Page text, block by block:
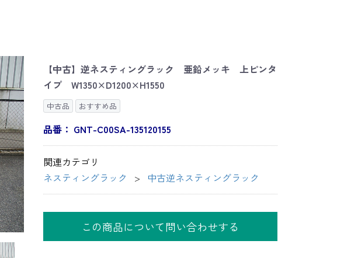
【中古】逆ネスティングラック 亜鉛メッキ 上ピンタ
イプ W1350×D1200×H1550
中古品 おすすめ品
品番： GNT-C00SA-135120155
関連カテゴリ
ネスティングラック
中古逆ネスティングラック
この商品について問い合わせする